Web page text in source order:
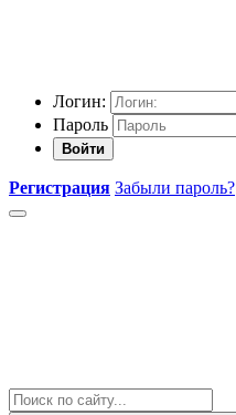
Логин:
Пароль
Войти
Регистрация Забыли пароль?